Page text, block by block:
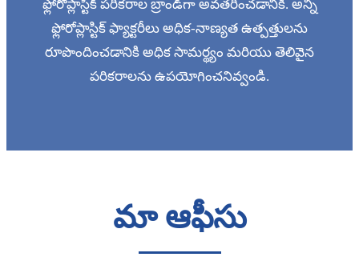
ఫ్లోరోప్లాస్టిక్ పరికరాల బ్రాండ్‌గా అవతరించడానికి. అన్ని
ఫ్లోరోప్లాస్టిక్ ఫ్యాక్టరీలు అధిక-నాణ్యత ఉత్పత్తులను
రూపొందించడానికి అధిక సామర్థ్యం మరియు తెలివైన
పరికరాలను ఉపయోగించనివ్వండి.
మా ఆఫీసు